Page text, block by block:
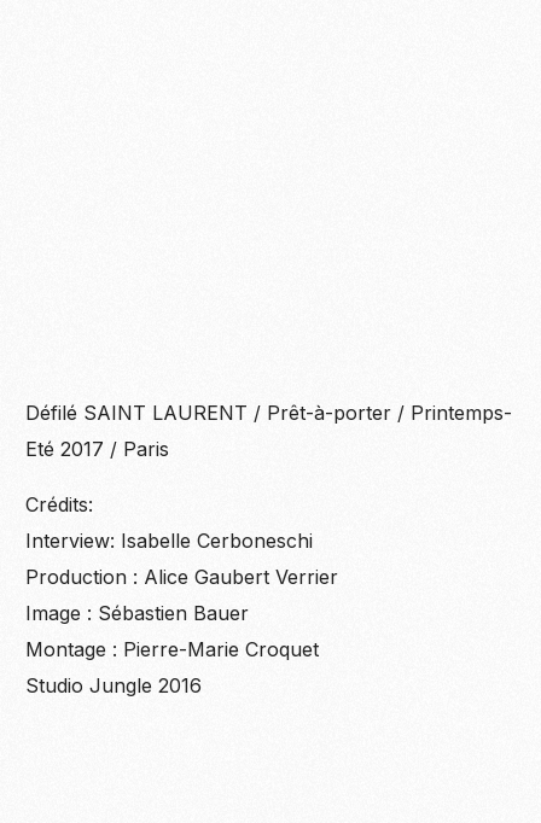
Défilé SAINT LAURENT / Prêt-à-porter / Printemps-
Eté 2017 / Paris
Crédits:
Interview: Isabelle Cerboneschi
Production : Alice Gaubert Verrier
Image : Sébastien Bauer
Montage : Pierre-Marie Croquet
Studio Jungle 2016